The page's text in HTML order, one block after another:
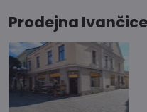
Prodejna Ivančice